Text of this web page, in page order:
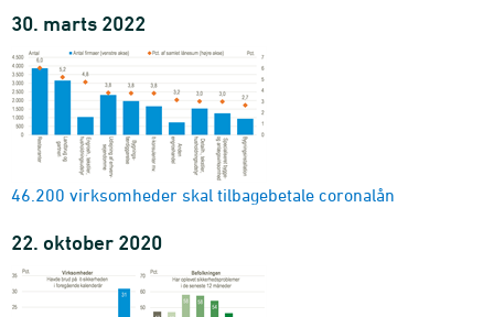
30. marts 2022
46.200 virksomheder skal tilbagebetale coronalån
22. oktober 2020